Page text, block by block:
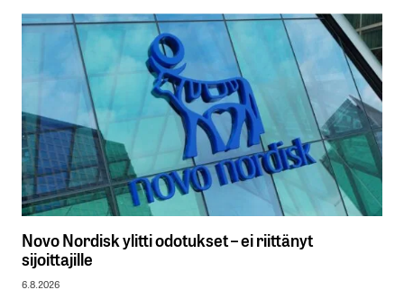
Novo Nordisk ylitti odotukset – ei riittänyt
sijoittajille
6.8.2026